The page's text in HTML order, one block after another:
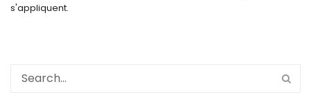
s'appliquent.